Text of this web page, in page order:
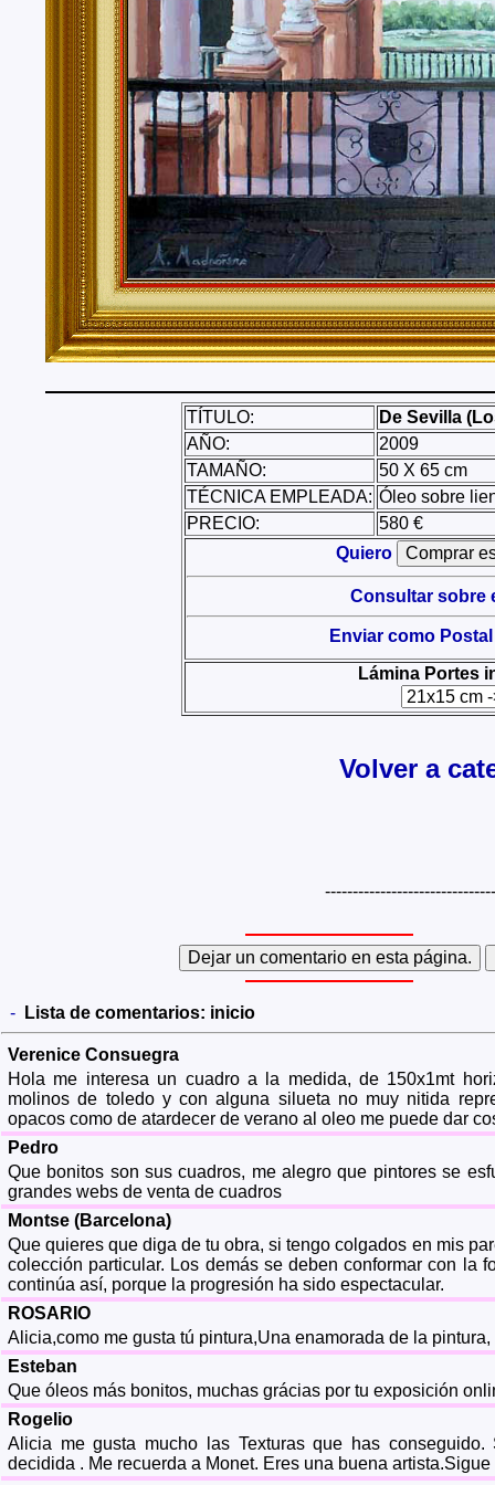
TÍTULO:
De Sevilla
AÑO:
2009
TAMAÑO:
50 X 65 cm
TÉCNICA EMPLEADA: Óleo sobre
PRECIO:
580 €
Quiero
Consultar sobre
Enviar como
Lámina Portes
Volver a
- Lista de comentarios: inicio
Verenice Consuegra
Hola me interesa un cuadro a la medida, de 150x1mt
molinos de toledo y con alguna silueta no muy nitida
opacos como de atardecer de verano al oleo me puede dar
Pedro
Que bonitos son sus cuadros, me alegro que pintores se
grandes webs de venta de cuadros
Montse (Barcelona)
Que quieres que diga de tu obra, si tengo colgados en mis
colección particular. Los demás se deben conformar con la
continúa así, porque la progresión ha sido espectacular.
ROSARIO
Alicia,como me gusta tú pintura,Una enamorada de la
Esteban
Que óleos más bonitos, muchas grácias por tu exposición
Rogelio
Alicia me gusta mucho las Texturas que has
decidida . Me recuerda a Monet. Eres una buena artista.Sigue